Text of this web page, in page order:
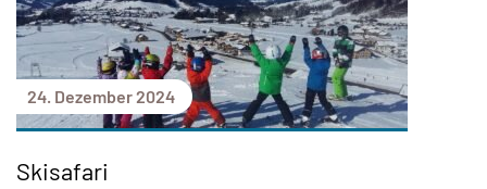
24. Dezember 2024
Skisafari